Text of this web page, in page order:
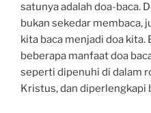
satunya adalah doa-baca.
bukan sekedar membaca,
kita baca menjadi doa kita.
beberapa manfaat doa
seperti dipenuhi di dalam
Kristus, dan diperlengkapi